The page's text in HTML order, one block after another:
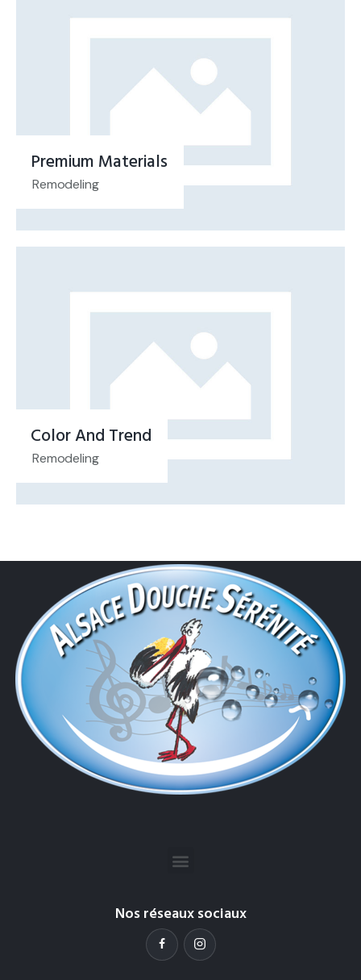
Premium Materials
Remodeling
Color And Trend
Remodeling
Nos réseaux sociaux